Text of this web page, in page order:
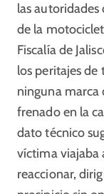
las
de la
Fiscalía de
los peritajes
ninguna marca
frenado en la
dato técnico
víctima viajaba
reaccionar,